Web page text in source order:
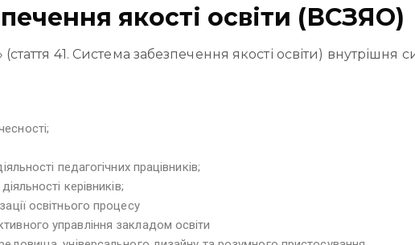
якості освіти (ВСЗЯО)
41. Система забезпечення якості освіти) внутрішня
педагогічних працівників;
керівників;
освітнього процесу
управління закладом освіти